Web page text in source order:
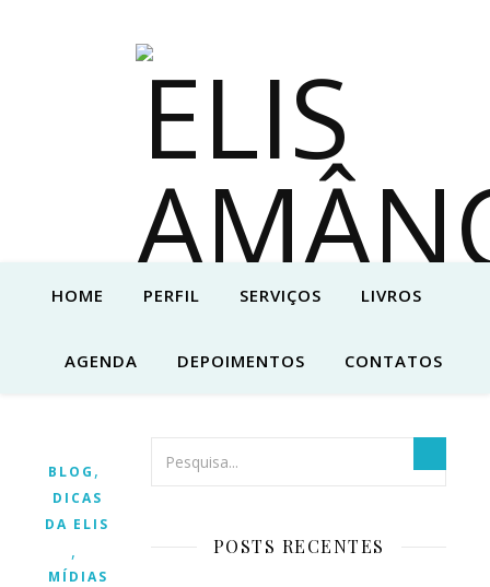
HOME PERFIL SERVIÇOS LIVROS
AGENDA DEPOIMENTOS CONTATOS
BLOG ,
DICAS
DA ELIS
,
MÍDIAS
POSTS RECENTES